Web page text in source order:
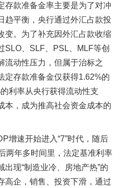
存款准备金率主要是为了对冲
趋平衡，央行通过外汇占款投
变。为了补充因外汇占款收缩
SLO、SLF、PSL、MLF等创
流动性压力，但属于治标之
定存款准备金仅获得1.62%的
利率从央行获得流动性支
本，成为推高社会资金成本的
增速开始进入“7”时代，随后
两年多时间里，法定基准利率
现“制造业冷、房地产热”的
高企，销售、投资下滑，通过